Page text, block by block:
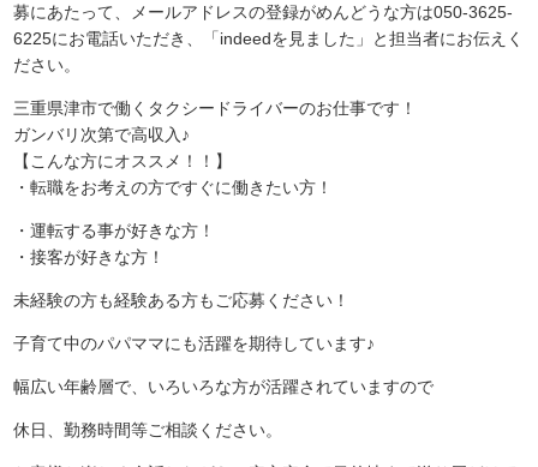
募にあたって、メールアドレスの登録がめんどうな方は050-3625-
6225にお電話いただき、「indeedを見ました」と担当者にお伝えく
ださい。
三重県津市で働くタクシードライバーのお仕事です！
ガンバリ次第で高収入♪
【こんな方にオススメ！！】
・転職をお考えの方ですぐに働きたい方！
・運転する事が好きな方！
・接客が好きな方！
未経験の方も経験ある方もご応募ください！
子育て中のパパママにも活躍を期待しています♪
幅広い年齢層で、いろいろな方が活躍されていますので
休日、勤務時間等ご相談ください。